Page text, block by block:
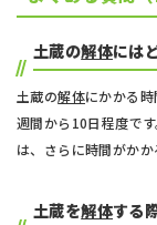
土蔵の解体には
土蔵の解体にかかる
週間から10日程度で
は、さらに時間がかか
土蔵を解体する